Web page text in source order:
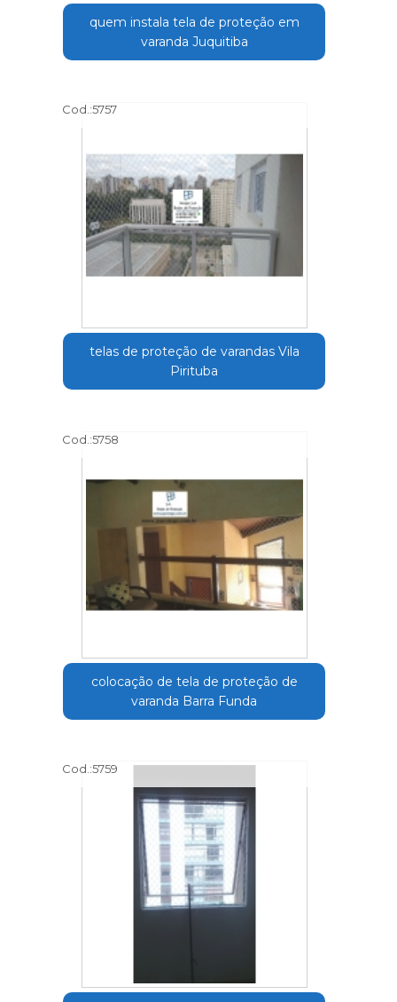
quem instala tela de proteção em
varanda Juquitiba
Cod.:5757
telas de proteção de varandas Vila
Pirituba
Cod.:5758
colocação de tela de proteção de
varanda Barra Funda
Cod.:5759